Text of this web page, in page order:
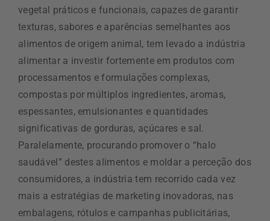
vegetal práticos e funcionais, capazes de garantir
texturas, sabores e aparências semelhantes aos
alimentos de origem animal, tem levado a indústria
alimentar a investir fortemente em produtos com
processamentos e formulações complexas,
compostas por múltiplos ingredientes, aromas,
espessantes, emulsionantes e quantidades
significativas de gorduras, açúcares e sal.
Paralelamente, procurando promover o “halo
saudável” destes alimentos e moldar a perceção dos
consumidores, a indústria tem recorrido cada vez
mais a estratégias de marketing inovadoras, nas
embalagens, rótulos e campanhas publicitárias,